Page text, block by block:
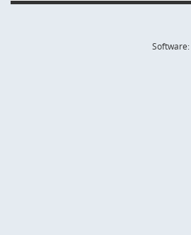
Software: